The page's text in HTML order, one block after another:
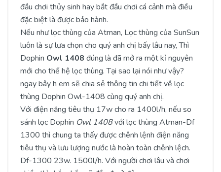
đầu chơi thủy sinh hay bắt đầu chơi cá cảnh mà điều
đặc biệt là được bảo hành.
Nếu như lọc thùng của Atman, Lọc thùng của SunSun
luôn là sự lựa chọn cho quý anh chị bấy lâu nay, Thì
Dophin Owl 1408 đúng là đã mở ra một kỉ nguyên
mới cho thế hệ lọc thùng. Tại sao lại nói như vậy?
ngay bây h em sẽ chia sẻ thông tin chi tiết về lọc
thùng Dophin Owl-1408 cùng quý anh chị.
Với điện năng tiêu thụ 17w cho ra 1400l/h, nếu so
sánh lọc Dophin Owl 1408với lọc thùng Atman-Df
1300 thì chung ta thấy được chênh lệnh điện năng
tiêu thụ và lưu lượng nước là hoàn toàn chênh lệch.
Df-1300 23w. 1500l/h. Với người chơi lâu và chơi